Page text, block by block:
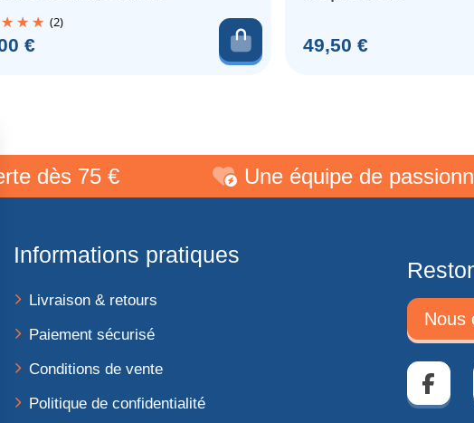
panier
(2)
€ Ajouter au panier
Prix
49,50 €
75 € Une équipe de passionnés
Informations pratiques
Livraison & retours
Paiement sécurisé
Conditions de vente
Politique de confidentialité
Nous